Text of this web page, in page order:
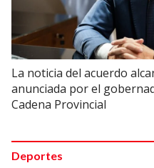
La noticia del acuerdo
anunciada por el
Cadena Provincial
Deportes